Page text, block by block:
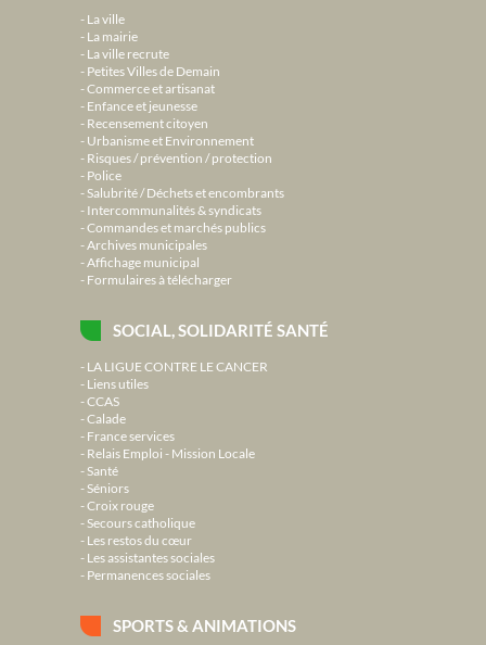
La ville
La mairie
La ville recrute
Petites Villes de Demain
Commerce et artisanat
Enfance et jeunesse
Recensement citoyen
Urbanisme et Environnement
Risques / prévention / protection
Police
Salubrité / Déchets et encombrants
Intercommunalités & syndicats
Commandes et marchés publics
Archives municipales
Affichage municipal
Formulaires à télécharger
SOCIAL, SOLIDARITÉ SANTÉ
LA LIGUE CONTRE LE CANCER
Liens utiles
CCAS
Calade
France services
Relais Emploi - Mission Locale
Santé
Séniors
Croix rouge
Secours catholique
Les restos du cœur
Les assistantes sociales
Permanences sociales
SPORTS & ANIMATIONS